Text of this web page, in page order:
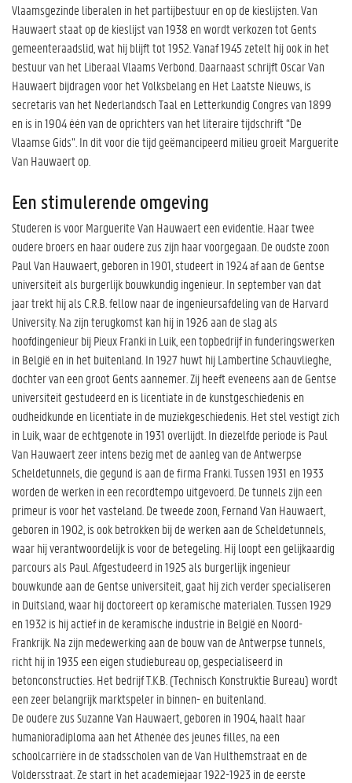
Vlaamsgezinde liberalen in het partijbestuur en op de kieslijsten. Van
Hauwaert staat op de kieslijst van 1938 en wordt verkozen tot Gents
gemeenteraadslid, wat hij blijft tot 1952. Vanaf 1945 zetelt hij ook in het
bestuur van het Liberaal Vlaams Verbond. Daarnaast schrijft Oscar Van
Hauwaert bijdragen voor het Volksbelang en Het Laatste Nieuws, is
secretaris van het Nederlandsch Taal en Letterkundig Congres van 1899
en is in 1904 één van de oprichters van het literaire tijdschrift “De
Vlaamse Gids”. In dit voor die tijd geëmancipeerd milieu groeit Marguerite
Van Hauwaert op.
Een stimulerende omgeving
Studeren is voor Marguerite Van Hauwaert een evidentie. Haar twee
oudere broers en haar oudere zus zijn haar voorgegaan. De oudste zoon
Paul Van Hauwaert, geboren in 1901, studeert in 1924 af aan de Gentse
universiteit als burgerlijk bouwkundig ingenieur. In september van dat
jaar trekt hij als C.R.B. fellow naar de ingenieursafdeling van de Harvard
University. Na zijn terugkomst kan hij in 1926 aan de slag als
hoofdingenieur bij Pieux Franki in Luik, een topbedrijf in funderingswerken
in België en in het buitenland. In 1927 huwt hij Lambertine Schauvlieghe,
dochter van een groot Gents aannemer. Zij heeft eveneens aan de Gentse
universiteit gestudeerd en is licentiate in de kunstgeschiedenis en
oudheidkunde en licentiate in de muziekgeschiedenis. Het stel vestigt zich
in Luik, waar de echtgenote in 1931 overlijdt. In diezelfde periode is Paul
Van Hauwaert zeer intens bezig met de aanleg van de Antwerpse
Scheldetunnels, die gegund is aan de firma Franki. Tussen 1931 en 1933
worden de werken in een recordtempo uitgevoerd. De tunnels zijn een
primeur is voor het vasteland. De tweede zoon, Fernand Van Hauwaert,
geboren in 1902, is ook betrokken bij de werken aan de Scheldetunnels,
waar hij verantwoordelijk is voor de betegeling. Hij loopt een gelijkaardig
parcours als Paul. Afgestudeerd in 1925 als burgerlijk ingenieur
bouwkunde aan de Gentse universiteit, gaat hij zich verder specialiseren
in Duitsland, waar hij doctoreert op keramische materialen. Tussen 1929
en 1932 is hij actief in de keramische industrie in België en Noord-
Frankrijk. Na zijn medewerking aan de bouw van de Antwerpse tunnels,
richt hij in 1935 een eigen studiebureau op, gespecialiseerd in
betonconstructies. Het bedrijf T.K.B. (Technisch Konstruktie Bureau) wordt
een zeer belangrijk marktspeler in binnen- en buitenland.
De oudere zus Suzanne Van Hauwaert, geboren in 1904, haalt haar
humanioradiploma aan het Athenée des jeunes filles, na een
schoolcarrière in de stadsscholen van de Van Hulthemstraat en de
Voldersstraat. Ze start in het academiejaar 1922-1923 in de eerste